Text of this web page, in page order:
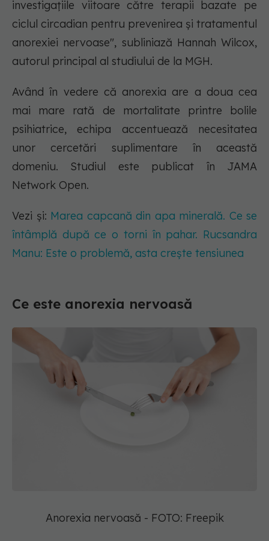
investigațiile viitoare către terapii bazate pe
ciclul circadian pentru prevenirea și tratamentul
anorexiei nervoase", subliniază Hannah Wilcox,
autorul principal al studiului de la MGH.
Având în vedere că anorexia are a doua cea
mai mare rată de mortalitate printre bolile
psihiatrice, echipa accentuează necesitatea
unor cercetări suplimentare în această
domeniu. Studiul este publicat în JAMA
Network Open.
Vezi și: Marea capcană din apa minerală. Ce se
întâmplă după ce o torni în pahar. Rucsandra
Manu: Este o problemă, asta crește tensiunea
Ce este anorexia nervoasă
Anorexia nervoasă - FOTO: Freepik